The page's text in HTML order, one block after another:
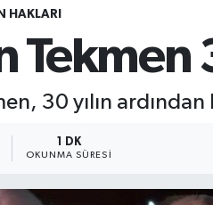
HAKLARI
Tekmen
30 yılın
1 DK
OKUNMA SÜRESI